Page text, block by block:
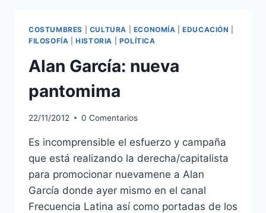
ALCALDESA
DE
LIMA:
SUSANA
VILLARÁN
(PARTE
2)
COSTUMBRES CULTURA ECONOMÍA |EDUCACIÓN
FILOSOFÍA |HISTORIA POLÍTICA
Alan García: nueva
pantomima
22/11/2012 0 Comentarios
Es incomprensible el esfuerzo y campaña
que está realizando la derecha/capitalista
para promocionar nuevamene a Alan
García donde ayer mismo en el canal
Frecuencia Latina así como portadas de los